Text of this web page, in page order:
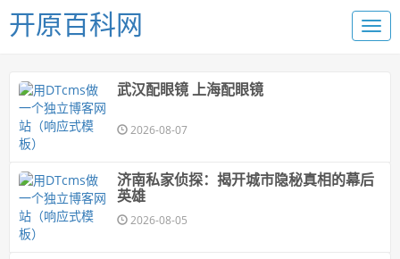
开原百科网
武汉配眼镜 上海配眼镜
2026-08-07
济南私家侦探：揭开城市隐秘真相的幕后
英雄
2026-08-05